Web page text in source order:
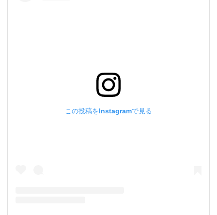
この投稿をInstagramで見る